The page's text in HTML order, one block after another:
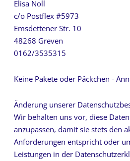
Elisa Noll
c/o Postflex #5973
Emsdettener Str. 10
48268 Greven
0162/3535315
Keine Pakete oder Päckchen -
Änderung unserer
Wir behalten uns vor, diese
anzupassen, damit sie stets den
Anforderungen entspricht oder
Leistungen in der